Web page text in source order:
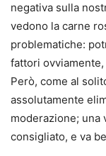
negativa sulla
vedono la carne
problematiche:
fattori
Però, come al
assolutamente
moderazione; una
consigliato, e va